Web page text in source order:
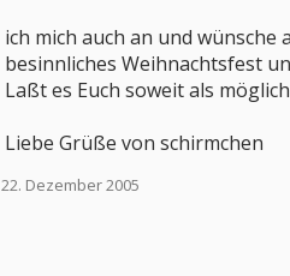
ich mich auch an und wünsche
besinnliches Weihnachtsfest
Laßt es Euch soweit als
Liebe Grüße von schirmchen
22. Dezember 2005